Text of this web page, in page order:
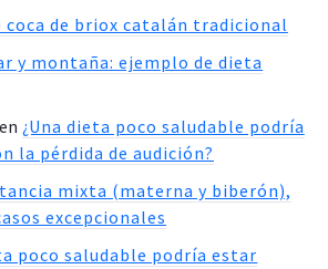
coca de briox catalán tradicional
y montaña: ejemplo de dieta
en ¿Una dieta poco saludable podría
la pérdida de audición?
mixta (materna y biberón),
excepcionales
poco saludable podría estar